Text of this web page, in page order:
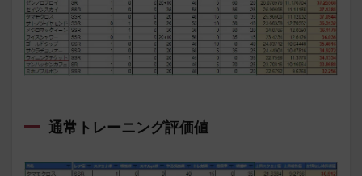
通常トレーニング評価値